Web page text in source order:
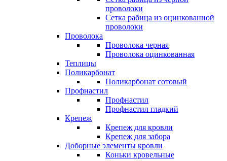
проволоки
Сетка рабица из оцинкованной
проволоки
Проволока
Проволока черная
Проволока оцинкованная
Теплицы
Поликарбонат
Поликарбонат сотовый
Профнастил
Профнастил
Профнастил гладкий
Крепеж
Крепеж для кровли
Крепеж для забора
Доборные элементы кровли
Коньки кровельные